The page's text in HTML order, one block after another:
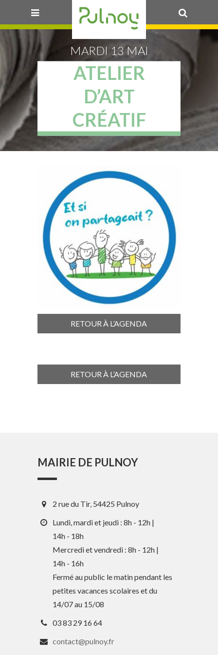
MARDI 13 MAI
ATELIER
D’ART
CRÉATIF
RETOUR À L’AGENDA
RETOUR À L’AGENDA
Guide des activités et services
MAIRIE DE PULNOY
2 rue du Tir, 54425 Pulnoy
Lundi, mardi et jeudi : 8h - 12h |
14h - 18h
Mercredi et vendredi : 8h - 12h |
14h - 16h
Fermé au public le matin pendant les
petites vacances scolaires et du
14/07 au 15/08
03 83 29 16 64
contact@pulnoy.fr